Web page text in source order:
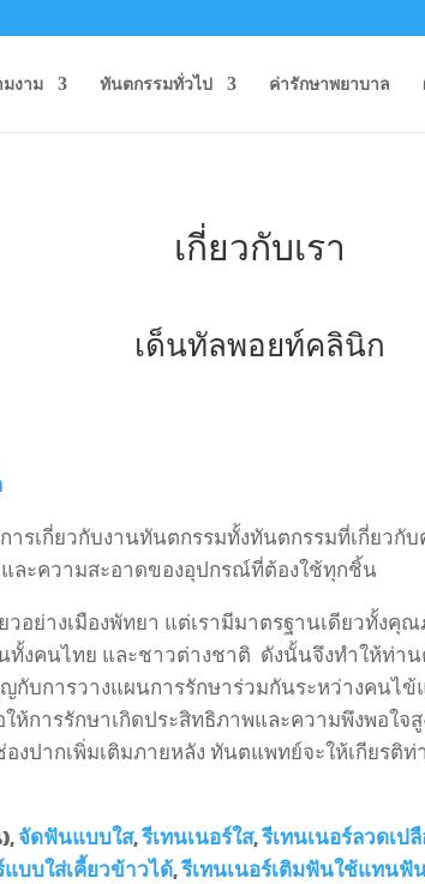
งาม ทันตกรรมทั่วไป ค่ารักษาพยาบาล
เกี่ยวกับเรา
เด็นทัลพอยท์คลินิก
ารเกี่ยวกับงานทันตกรรมทั้งทันตกรรมที่เกี่ยว
ละความสะอาดของอุปกรณ์ที่ต้องใช้ทุกชิ้น
วอย่างเมืองพัทยา แต่เรามีมาตรฐานเดียวทั้ง
ทั้งคนไทย และชาวต่างชาติ ดังนั้นจึงทำให้ท่า
กับการวางแผนการรักษาร่วมกันระหว่างคน
ให้การรักษาเกิดประสิทธิภาพและความพึงพอ
ากเพิ่มเติมภายหลัง ทันตแพทย์จะให้เกียรติท่
จัดฟันแบบใส,รีเทนเนอร์ใส,รีเทนเนอร์ลวดเป
แบบใส่เคี้ยวข้าวได้,รีเทนเนอร์เติมฟันใช้แทนฟั